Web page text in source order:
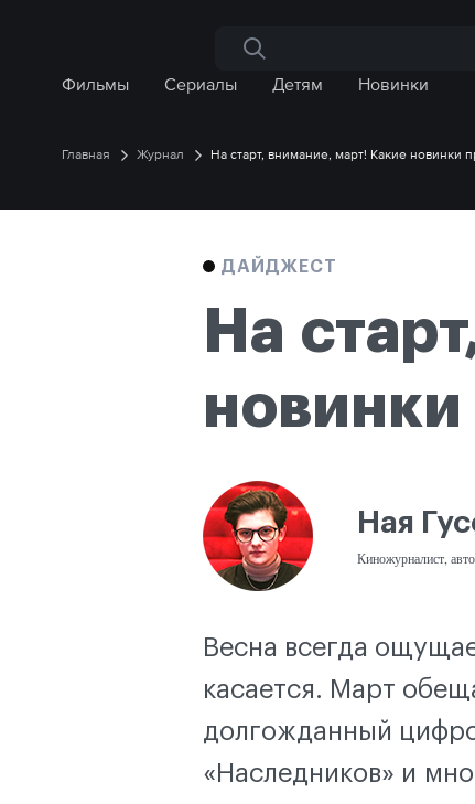
Поиск по сайту
Фильмы Сериалы Детям Новинки
Главная Журнал На старт, внимание, март! Какие новинки
ДАЙДЖЕСТ
На
новинки
Ная
Киножурналист,
Весна всегда
касается. Март
долгожданный
«Наследников» и